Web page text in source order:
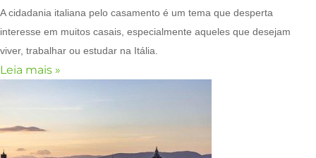
A cidadania italiana pelo casamento é um tema que desperta
interesse em muitos casais, especialmente aqueles que desejam
viver, trabalhar ou estudar na Itália.
Leia mais »